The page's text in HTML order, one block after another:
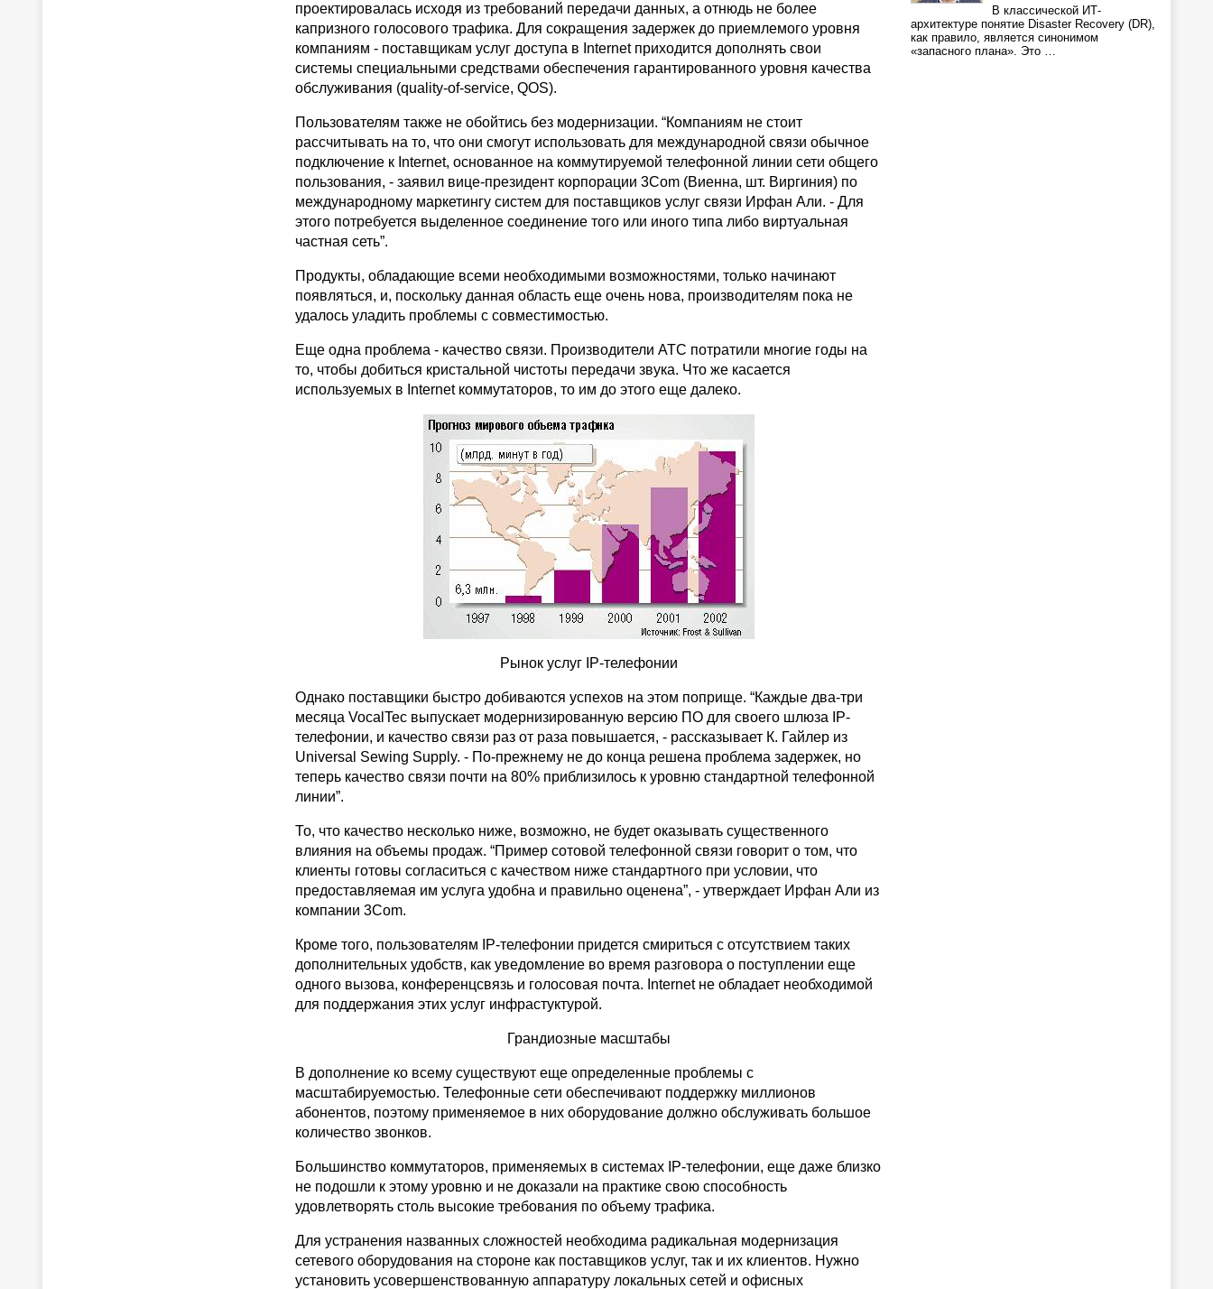
проектировалась исходя из требований передачи данных, а отнюдь не более
капризного голосового трафика. Для сокращения задержек до приемлемого уровня
компаниям - поставщикам услуг доступа в Internet приходится дополнять свои
системы специальными средствами обеспечения гарантированного уровня качества
обслуживания (quality-of-service, QOS).
Пользователям также не обойтись без модернизации. “Компаниям не стоит
рассчитывать на то, что они смогут использовать для международной связи обычное
подключение к Internet, основанное на коммутируемой телефонной линии сети общего
пользования, - заявил вице-президент корпорации 3Com (Виенна, шт. Виргиния) по
международному маркетингу систем для поставщиков услуг связи Ирфан Али. - Для
этого потребуется выделенное соединение того или иного типа либо виртуальная
частная сеть”.
Продукты, обладающие всеми необходимыми возможностями, только начинают
появляться, и, поскольку данная область еще очень нова, производителям пока не
удалось уладить проблемы с совместимостью.
Еще одна проблема - качество связи. Производители АТС потратили многие годы на
то, чтобы добиться кристальной чистоты передачи звука. Что же касается
используемых в Internet коммутаторов, то им до этого еще далеко.
Рынок услуг IP-телефонии
Однако поставщики быстро добиваются успехов на этом поприще. “Каждые два-три
месяца VocalTec выпускает модернизированную версию ПО для своего шлюза IP-
телефонии, и качество связи раз от раза повышается, - рассказывает К. Гайлер из
Universal Sewing Supply. - По-прежнему не до конца решена проблема задержек, но
теперь качество связи почти на 80% приблизилось к уровню стандартной телефонной
линии”.
То, что качество несколько ниже, возможно, не будет оказывать существенного
влияния на объемы продаж. “Пример сотовой телефонной связи говорит о том, что
клиенты готовы согласиться с качеством ниже стандартного при условии, что
предоставляемая им услуга удобна и правильно оценена”, - утверждает Ирфан Али из
компании 3Com.
Кроме того, пользователям IP-телефонии придется смириться с отсутствием таких
дополнительных удобств, как уведомление во время разговора о поступлении еще
одного вызова, конференцсвязь и голосовая почта. Internet не обладает необходимой
для поддержания этих услуг инфрастуктурой.
Грандиозные масштабы
В дополнение ко всему существуют еще определенные проблемы с
масштабируемостью. Телефонные сети обеспечивают поддержку миллионов
абонентов, поэтому применяемое в них оборудование должно обслуживать большое
количество звонков.
Большинство коммутаторов, применяемых в системах IP-телефонии, еще даже близко
не подошли к этому уровню и не доказали на практике свою способность
удовлетворять столь высокие требования по объему трафика.
Для устранения названных сложностей необходима радикальная модернизация
сетевого оборудования на стороне как поставщиков услуг, так и их клиентов. Нужно
установить усовершенствованную аппаратуру локальных сетей и офисных
В классической ИТ-
архитектуре понятие Disaster Recovery (DR),
как правило, является синонимом
«запасного плана». Это …